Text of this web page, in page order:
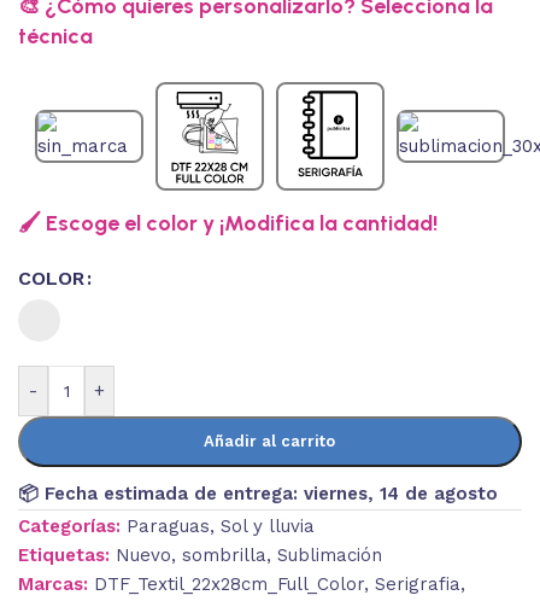
🎨 ¿Cómo quieres personalizarlo? Selecciona la
técnica
🖌️ Escoge el color y ¡Modifica la cantidad!
COLOR
- +
Añadir al carrito
📦 Fecha estimada de entrega: viernes, 14 de agosto
Categorías: Paraguas, Sol y lluvia
Etiquetas: Nuevo, sombrilla, Sublimación
Marcas: DTF_Textil_22x28cm_Full_Color, Serigrafia,